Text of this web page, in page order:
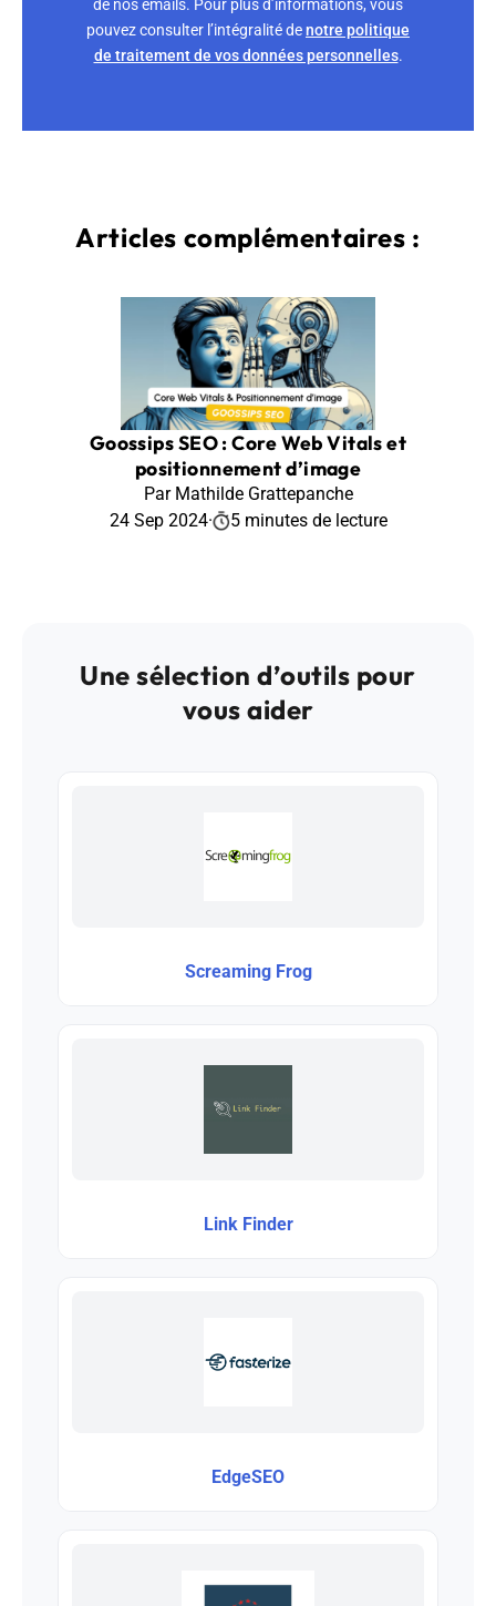
de nos emails. Pour plus d’informations, vous
pouvez consulter l’intégralité denotre politique
de traitement de vos données personnelles.
Articles complémentaires :
Goossips SEO : Core Web Vitals et
positionnement d’image
Par Mathilde Grattepanche
24 Sep 2024· 5 minutes de lecture
Une sélection d’outils pour
vous aider
Screaming Frog
Link Finder
EdgeSEO